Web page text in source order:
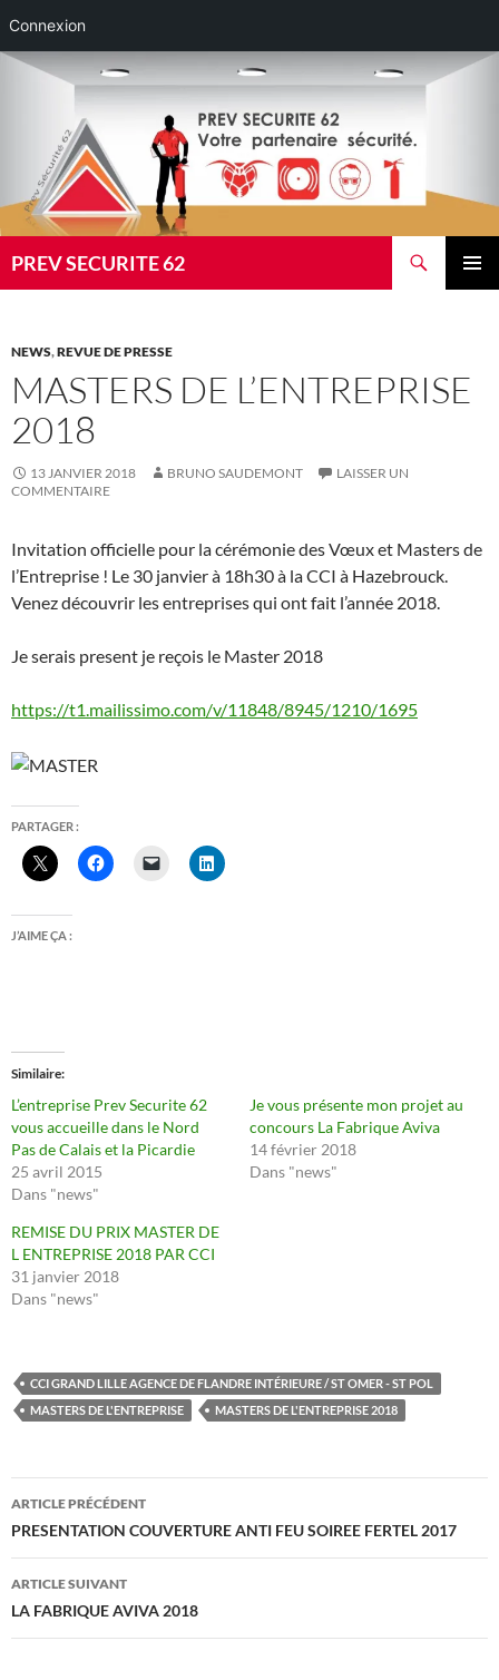
Connexion
Aller
PREV SECURITE 62
NEWS,REVUE DE PRESSE
MASTERS DE L’ENTREPRISE
2018
13 JANVIER 2018 BRUNO SAUDEMONT
LAISSER UN
COMMENTAIRE
Invitation officielle pour la cérémonie des Vœux et Masters de
l’Entreprise ! Le 30 janvier à 18h30 à la CCI à Hazebrouck.
Venez découvrir les entreprises qui ont fait l’année 2018.
Je serais present je reçois le Master 2018
https://t1.mailissimo.com/v/11848/8945/1210/1695
PARTAGER :
J’AIME ÇA :
Similaire
L’entreprise Prev Securite 62
vous accueille dans le Nord
Pas de Calais et la Picardie
25 avril 2015
Dans "news"
Je vous présente mon projet au
concours La Fabrique Aviva
14 février 2018
Dans "news"
REMISE DU PRIX MASTER DE
L ENTREPRISE 2018 PAR CCI
31 janvier 2018
Dans "news"
CCI GRAND LILLE AGENCE DE FLANDRE INTÉRIEURE / ST OMER - ST POL
MASTERS DE L'ENTREPRISE
MASTERS DE L'ENTREPRISE 2018
Navigation
des
articles
ARTICLE PRÉCÉDENT
PRESENTATION COUVERTURE ANTI FEU SOIREE FERTEL 2017
ARTICLE SUIVANT
LA FABRIQUE AVIVA 2018